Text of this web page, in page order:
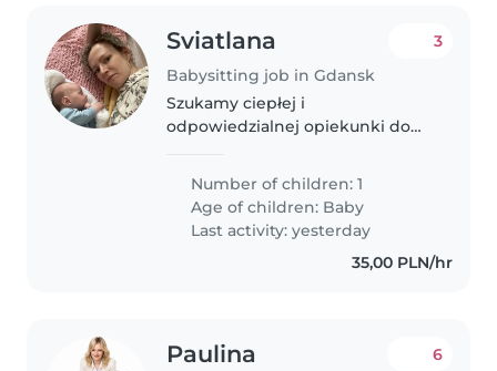
Sviatlana
Babysitting job in Gdansk
3
Szukamy ciepłej i
odpowiedzialnej opiekunki do
Mile widziana osoba, która nie
boi się pomocy w codziennych
obowiązkach. Mile widziana
znajomość rosyjskiego...
Number of children: 1
Age of children: Baby
Last activity: yesterday
35,00 PLN/hr
Paulina 6